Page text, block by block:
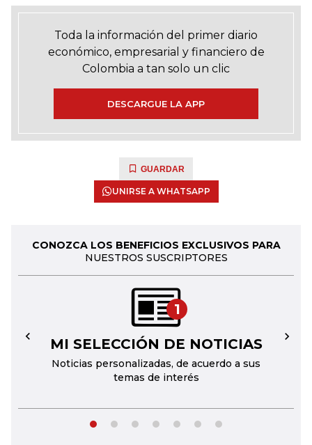
Toda la información del primer diario
económico, empresarial y financiero de
Colombia a tan solo un clic
DESCARGUE LA APP
GUARDAR
UNIRSE A WHATSAPP
CONOZCA LOS BENEFICIOS EXCLUSIVOS PARA
NUESTROS SUSCRIPTORES
1
MI SELECCIÓN DE NOTICIAS
Noticias personalizadas, de acuerdo a sus
temas de interés
← →